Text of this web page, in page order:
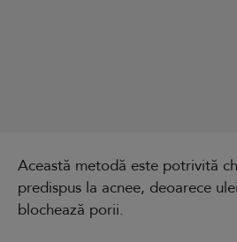
Această metodă este potrivită
predispus la acnee, deoarece
blochează porii.